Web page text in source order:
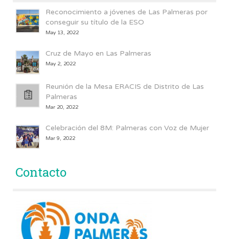
Reconocimiento a jóvenes de Las Palmeras por
conseguir su título de la ESO
May 13, 2022
Cruz de Mayo en Las Palmeras
May 2, 2022
Reunión de la Mesa ERACIS de Distrito de Las
Palmeras
Mar 20, 2022
Celebración del 8M: Palmeras con Voz de Mujer
Mar 9, 2022
Contacto